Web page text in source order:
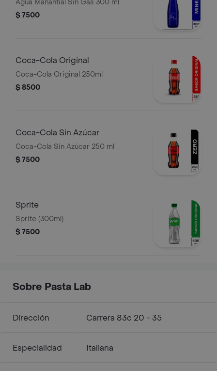
Agua Manantial Sin Gas 300 ml
$ 7500
Coca-Cola Original
Coca-Cola Original 250ml
$ 8500
Coca-Cola Sin Azúcar
Coca-Cola Sin Azúcar 250 ml
$ 7500
Sprite
Sprite (300ml).
$ 7500
Sobre Pasta Lab
Dirección Carrera 83c 20 - 35
Especialidad Italiana